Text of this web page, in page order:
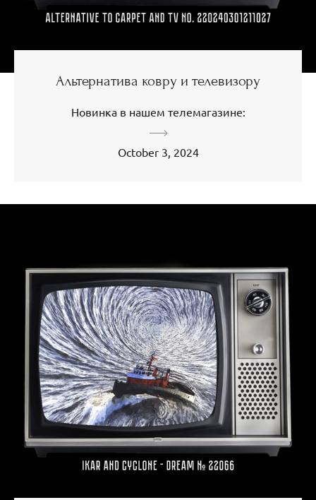
Альтернатива ковру и телевизору
Новинка в нашем телемагазине:
October 3, 2024